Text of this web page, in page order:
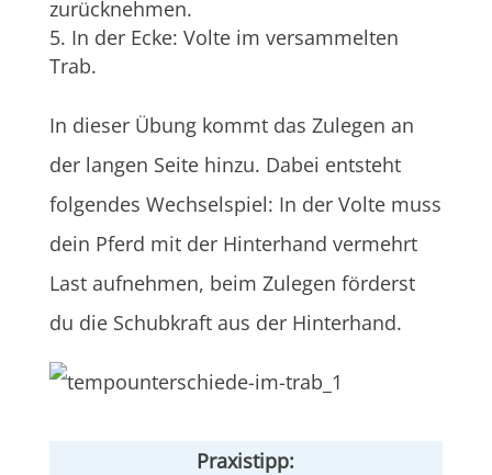
zurücknehmen.
In der Ecke: Volte im versammelten
Trab.
In dieser Übung kommt das Zulegen an
der langen Seite hinzu. Dabei entsteht
folgendes Wechselspiel: In der Volte muss
dein Pferd mit der Hinterhand vermehrt
Last aufnehmen, beim Zulegen förderst
du die Schubkraft aus der Hinterhand.
Praxistipp: